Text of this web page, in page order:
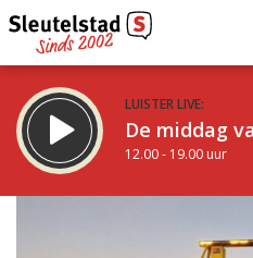
LUISTER LIVE:
De middag
12.00 - 19.00 uur
De avond van Sleutelstad